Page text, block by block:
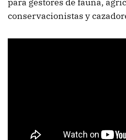
para gestores de fauna,
conservacionistas y